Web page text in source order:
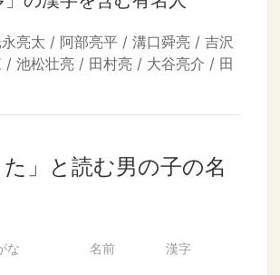
亮太 / 阿部亮平 / 溝口舜亮 / 吉沢
/ 池松壮亮 / 田村亮 / 大谷亮介 / 田
た」と読む男の子の名
な 名前 漢字